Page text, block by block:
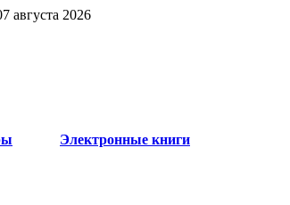
августа 2026
Электронные книги